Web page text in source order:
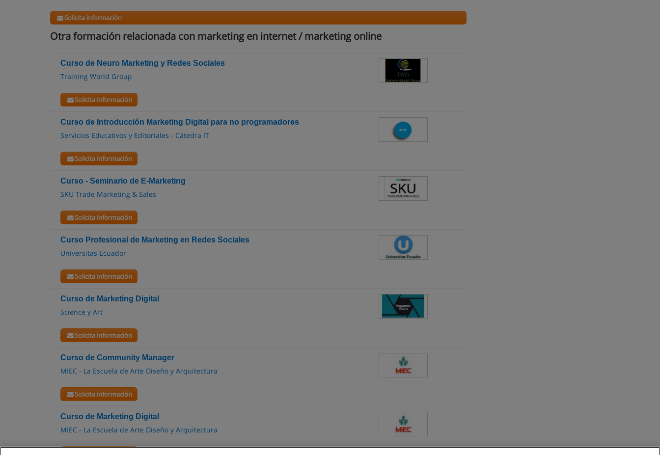
Solicita información
Otra formación relacionada con marketing en internet / marketing online
Curso de Neuro Marketing y Redes Sociales
Training World Group
Solicita información
Curso de Introducción Marketing Digital para no programadores
Servicios Educativos y Editoriales - Cátedra IT
Solicita información
Curso - Seminario de E-Marketing
SKU Trade Marketing & Sales
Solicita información
Curso Profesional de Marketing en Redes Sociales
Universitas Ecuador
Solicita información
Curso de Marketing Digital
Science y Art
Solicita información
Curso de Community Manager
MIEC - La Escuela de Arte Diseño y Arquitectura
Solicita información
Curso de Marketing Digital
MIEC - La Escuela de Arte Diseño y Arquitectura